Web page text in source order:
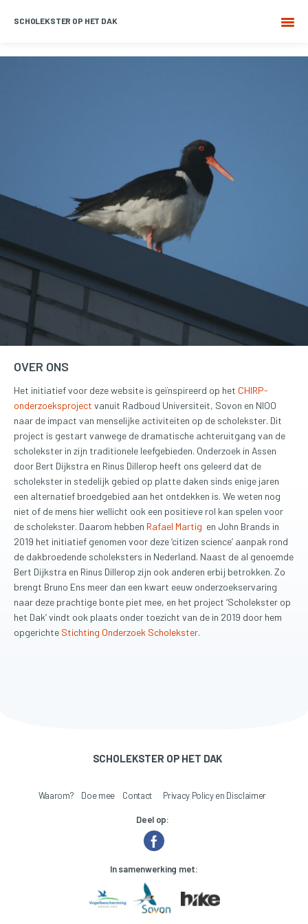
SCHOLEKSTER OP HET DAK
OVER ONS
Het initiatief voor deze website is geïnspireerd op het CHIRP-
onderzoeksproject vanuit Radboud Universiteit, Sovon en NIOO
naar de impact van menselijke activiteiten op de scholekster. Dit
project is gestart vanwege de dramatische achteruitgang van de
scholekster in zijn traditionele leefgebieden. Onderzoek in Assen
door Bert Dijkstra en Rinus Dillerop heeft ons geleerd dat de
scholekster in stedelijk gebied op platte daken sinds enige jaren
een alternatief broedgebied aan het ontdekken is. We weten nog
niet of de mens hier wellicht ook een positieve rol kan spelen voor
de scholekster. Daarom hebben Rafael Martig en John Brands in
2019 het initiatief genomen voor deze ‘citizen science’ aanpak rond
de dakbroedende scholeksters in Nederland. Naast de al genoemde
Bert Dijkstra en Rinus Dillerop zijn ook anderen erbij betrokken. Zo
brengt Bruno Ens meer dan een kwart eeuw onderzoekservaring
naar deze prachtige bonte piet mee, en het project ‘Scholekster op
het Dak’ vindt ook plaats onder toezicht van de in 2019 door hem
opgerichte Stichting Onderzoek Scholekster.
SCHOLEKSTER OP HET DAK
Waarom? Doe mee Contact Privacy Policy en Disclaimer
Deel op:
In samenwerking met: